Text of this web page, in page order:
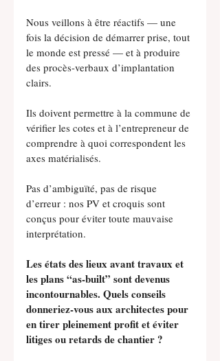
Nous veillons à être réactifs — une
fois la décision de démarrer prise, tout
le monde est pressé — et à produire
des procès-verbaux d’implantation
clairs.
Ils doivent permettre à la commune de
vérifier les cotes et à l’entrepreneur de
comprendre à quoi correspondent les
axes matérialisés.
Pas d’ambiguïté, pas de risque
d’erreur : nos PV et croquis sont
conçus pour éviter toute mauvaise
interprétation.
Les états des lieux avant travaux et
les plans “as-built” sont devenus
incontournables. Quels conseils
donneriez-vous aux architectes pour
en tirer pleinement profit et éviter
litiges ou retards de chantier ?